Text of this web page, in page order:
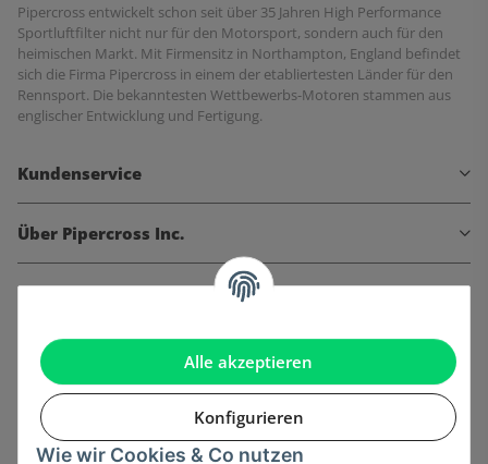
Alle akzeptieren
Konfigurieren
Wie wir Cookies & Co nutzen
Pipercross entwickelt schon seit über 35 Jahren High Performance
Sportluftfilter nicht nur für den Motorsport, sondern auch für den
heimischen Markt. Mit Firmensitz in Northampton, England befindet
sich die Firma Pipercross in einem der etabliertesten Länder für den
Rennsport. Die bekanntesten Wettbewerbs-Motoren stammen aus
englischer Entwicklung und Fertigung.
Kundenservice
Über Pipercross Inc.
Informationen
Gesetzliche Informationen